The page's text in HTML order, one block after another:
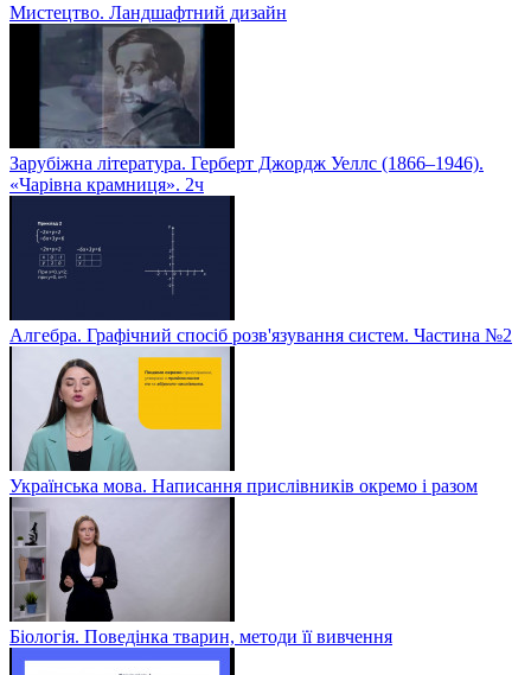
Мистецтво. Ландшафтний дизайн
Зарубіжна література. Герберт Джордж Уеллс (1866–1946).
«Чарівна крамниця». 2ч
Алгебра. Графічний спосіб розв'язування систем. Частина №2
Українська мова. Написання прислівників окремо і разом
Біологія. Поведінка тварин, методи її вивчення